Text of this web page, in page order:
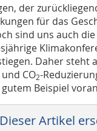
der
für das
sind uns auch
Daher steht
CO2-
Beispiel
Dieser Artikel